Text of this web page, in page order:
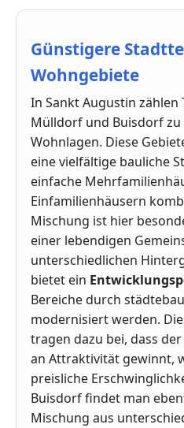
Günstigere
Wohngebiete
In Sankt Augustin
Mülldorf und Buisdorf
Wohnlagen. Diese
eine vielfältige bauliche
einfache
Einfamilienhäusern
Mischung ist hier
einer lebendigen
unterschiedlichen
bietet ein
Bereiche durch
modernisiert werden.
tragen dazu bei, dass
an Attraktivität gewinnt,
preisliche
Buisdorf findet man
Mischung aus